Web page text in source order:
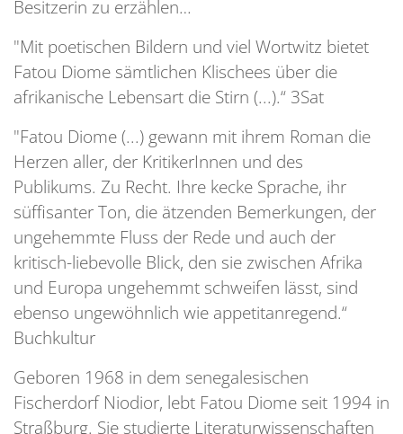
Besitzerin zu erzählen…
"Mit poetischen Bildern und viel Wortwitz bietet
Fatou Diome sämtlichen Klischees über die
afrikanische Lebensart die Stirn (...).“ 3Sat
"Fatou Diome (...) gewann mit ihrem Roman die
Herzen aller, der KritikerInnen und des
Publikums. Zu Recht. Ihre kecke Sprache, ihr
süffisanter Ton, die ätzenden Bemerkungen, der
ungehemmte Fluss der Rede und auch der
kritisch-liebevolle Blick, den sie zwischen Afrika
und Europa ungehemmt schweifen lässt, sind
ebenso ungewöhnlich wie appetitanregend.“
Buchkultur
Geboren 1968 in dem senegalesischen
Fischerdorf Niodior, lebt Fatou Diome seit 1994 in
Straßburg. Sie studierte Literaturwissenschaften